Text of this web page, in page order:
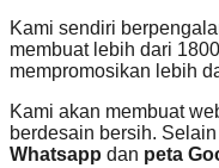
Kami sendiri
membuat lebih dari
mempromosikan lebih
Kami akan membuat
berdesain bersih.
Whatsapp dan peta